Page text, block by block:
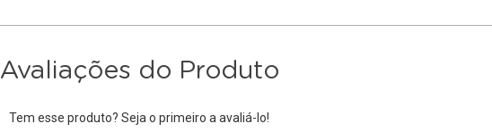
Avaliações do Produto
Tem esse produto? Seja o primeiro a avaliá-lo!